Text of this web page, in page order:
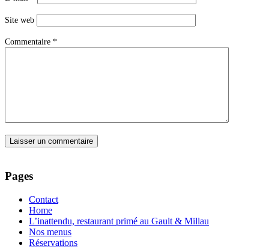
Site web
Commentaire *
Pages
Contact
Home
L’inattendu, restaurant primé au Gault & Millau
Nos menus
Réservations